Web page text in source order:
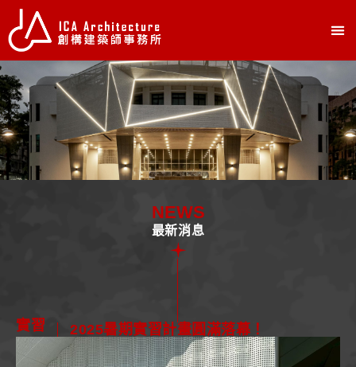
NEWS
最新消息
實習 2025暑期實習計畫圓滿落幕！